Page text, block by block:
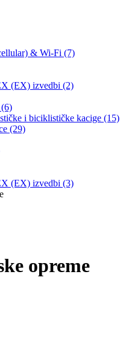
& Wi-Fi (7)
(EX) izvedbi (2)
i biciklističke kacige (15)
(29)
(EX) izvedbi (3)
opreme